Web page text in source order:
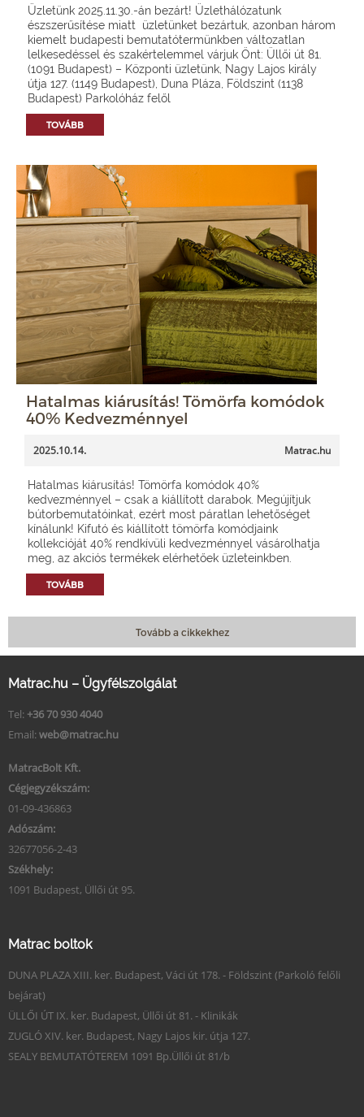
Üzletünk 2025.11.30.-án bezárt! Üzlethálózatunk
észszerűsítése miatt üzletünket bezártuk, azonban három
kiemelt budapesti bemutatótermünkben változatlan
lelkesedéssel és szakértelemmel várjuk Önt: Üllői út 81.
(1091 Budapest) – Központi üzletünk, Nagy Lajos király
útja 127. (1149 Budapest), Duna Pláza, Földszint (1138
Budapest) Parkolóház felől
TOVÁBB
Hatalmas kiárusítás! Tömörfa komódok
40% Kedvezménnyel
2025.10.14. Matrac.hu
Hatalmas kiárusítás! Tömörfa komódok 40%
kedvezménnyel – csak a kiállított darabok. Megújítjuk
bútorbemutatóinkat, ezért most páratlan lehetőséget
kínálunk! Kifutó és kiállított tömörfa komódjaink
kollekcióját 40% rendkívüli kedvezménnyel vásárolhatja
meg, az akciós termékek elérhetőek üzleteinkben.
TOVÁBB
Tovább a cikkekhez
Matrac.hu – Ügyfélszolgálat
Tel: +36 70 930 4040
Email: web@matrac.hu
MatracBolt Kft.
Cégjegyzékszám:
01-09-436863
Adószám:
32677056-2-43
Székhely:
1091 Budapest, Üllői út 95.
Matrac boltok
DUNA PLAZA XIII. ker. Budapest, Váci út 178. - Földszint (Parkoló felőli
bejárat)
ÜLLŐI ÚT IX. ker. Budapest, Üllői út 81. - Klinikák
ZUGLÓ XIV. ker. Budapest, Nagy Lajos kir. útja 127.
SEALY BEMUTATÓTEREM 1091 Bp.Üllői út 81/b